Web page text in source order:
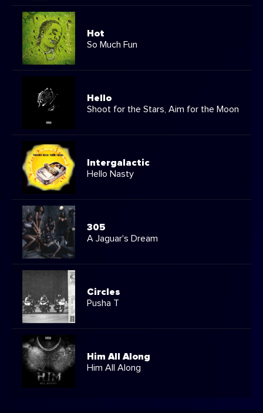
Hot
So Much Fun
Hello
Shoot for the Stars, Aim for the Moon
Intergalactic
Hello Nasty
305
A Jaguar's Dream
Circles
Pusha T
Him All Along
Him All Along